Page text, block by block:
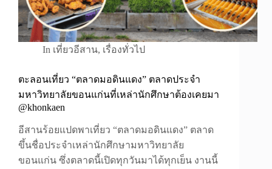
In เที่ยวอีสาน, เรื่องทั่วไป
ตะลอนเที่ยว “ตลาดมอดินแดง” ตลาดประจำ
มหาวิทยาลัยขอนแก่นที่เหล่านักศึกษาต้องเคยมา
@khonkaen
อีสานร้อยแปดพาเที่ยว “ตลาดมอดินแดง” ตลาด
ขึ้นชื่อประจำเหล่านักศึกษามหาวิทยาลัย
ขอนแก่น ซึ่งตลาดนี้เปิดทุกวันมาได้ทุกเย็น งานนี้